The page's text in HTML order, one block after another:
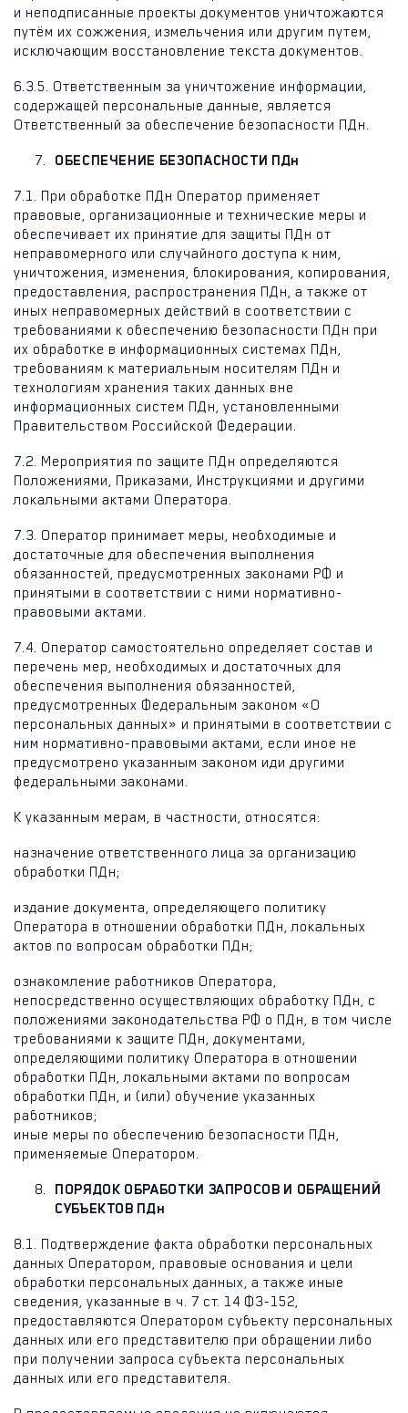
и неподписанные проекты документов уничтожаются
путём их сожжения, измельчения или другим путем,
исключающим восстановление текста документов.
6.3.5. Ответственным за уничтожение информации,
содержащей персональные данные, является
Ответственный за обеспечение безопасности ПДн.
ОБЕСПЕЧЕНИЕ БЕЗОПАСНОСТИ ПДн
7.1. При обработке ПДн Оператор применяет
правовые, организационные и технические меры и
обеспечивает их принятие для защиты ПДн от
неправомерного или случайного доступа к ним,
уничтожения, изменения, блокирования, копирования,
предоставления, распространения ПДн, а также от
иных неправомерных действий в соответствии с
требованиями к обеспечению безопасности ПДн при
их обработке в информационных системах ПДн,
требованиям к материальным носителям ПДн и
технологиям хранения таких данных вне
информационных систем ПДн, установленными
Правительством Российской Федерации.
7.2. Мероприятия по защите ПДн определяются
Положениями, Приказами, Инструкциями и другими
локальными актами Оператора.
7.3. Оператор принимает меры, необходимые и
достаточные для обеспечения выполнения
обязанностей, предусмотренных законами РФ и
принятыми в соответствии с ними нормативно-
правовыми актами.
7.4. Оператор самостоятельно определяет состав и
перечень мер, необходимых и достаточных для
обеспечения выполнения обязанностей,
предусмотренных Федеральным законом «О
персональных данных» и принятыми в соответствии с
ним нормативно-правовыми актами, если иное не
предусмотрено указанным законом иди другими
федеральными законами.
К указанным мерам, в частности, относятся:
назначение ответственного лица за организацию
обработки ПДн;
издание документа, определяющего политику
Оператора в отношении обработки ПДн, локальных
актов по вопросам обработки ПДн;
ознакомление работников Оператора,
непосредственно осуществляющих обработку ПДн, с
положениями законодательства РФ о ПДн, в том числе
требованиями к защите ПДн, документами,
определяющими политику Оператора в отношении
обработки ПДн, локальными актами по вопросам
обработки ПДн, и (или) обучение указанных
работников;
иные меры по обеспечению безопасности ПДн,
применяемые Оператором.
ПОРЯДОК ОБРАБОТКИ ЗАПРОСОВ И ОБРАЩЕНИЙ
СУБЪЕКТОВ ПДн
8.1. Подтверждение факта обработки персональных
данных Оператором, правовые основания и цели
обработки персональных данных, а также иные
сведения, указанные в ч. 7 ст. 14 ФЗ-152,
предоставляются Оператором субъекту персональных
данных или его представителю при обращении либо
при получении запроса субъекта персональных
данных или его представителя.